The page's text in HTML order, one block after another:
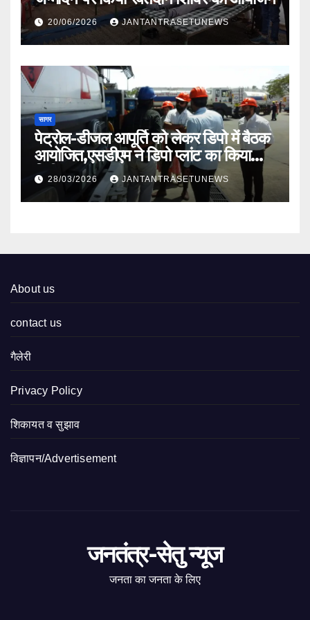
20/06/2026 JANTANTRASETUNEWS
सागर
पेट्रोल-डीजल आपूर्ति को लेकर डिपो में बैठक
आयोजित,एसडीएम ने डिपो प्लांट का किया
निरीक्षण
28/03/2026 JANTANTRASETUNEWS
About us
contact us
गैलेरी
Privacy Policy
शिकायत व सुझाव
विज्ञापन/Advertisement
जनतंत्र-सेतु न्यूज
जनता का जनता के लिए